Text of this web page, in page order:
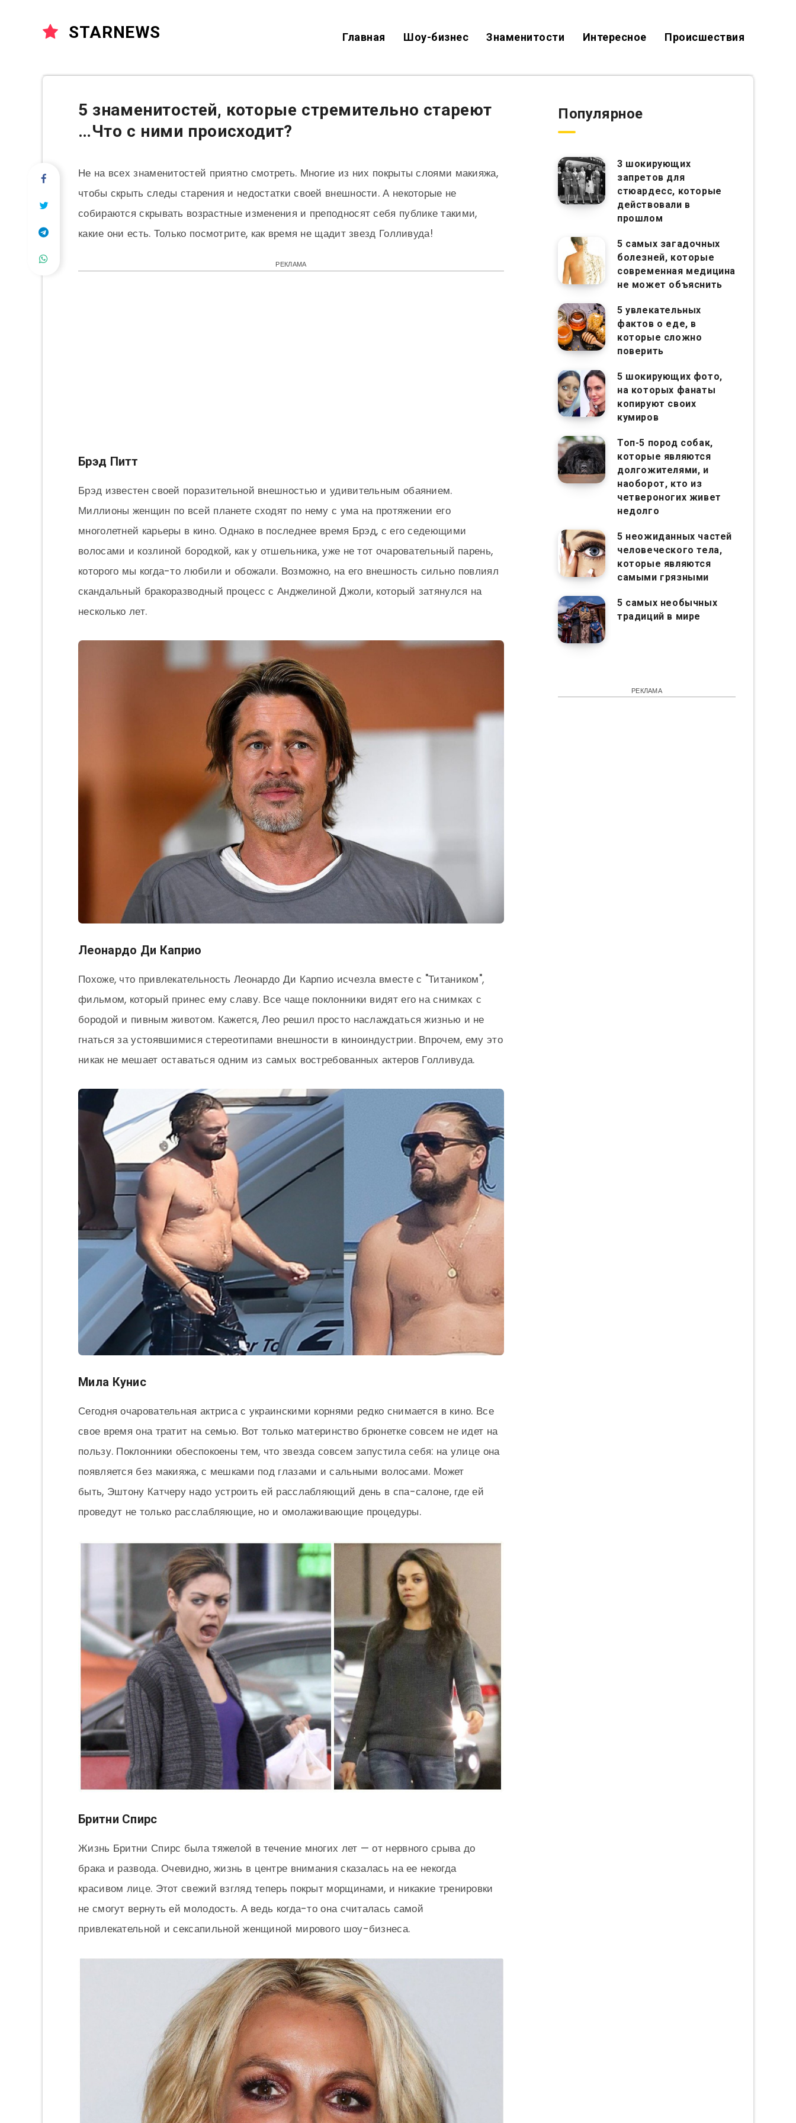
STARNEWS Главная Шоу-бизнес Знаменитости Интересное Происшествия
5 знаменитостей, которые стремительно стареют
…Что с ними происходит?
Не на всех знаменитостей приятно смотреть. Многие из них покрыты слоями макияжа,
чтобы скрыть следы старения и недостатки своей внешности. А некоторые не
собираются скрывать возрастные изменения и преподносят себя публике такими,
какие они есть. Только посмотрите, как время не щадит звезд Голливуда!
РЕКЛАМА
Брэд Питт
Брэд известен своей поразительной внешностью и удивительным обаянием.
Миллионы женщин по всей планете сходят по нему с ума на протяжении его
многолетней карьеры в кино. Однако в последнее время Брэд, с его седеющими
волосами и козлиной бородкой, как у отшельника, уже не тот очаровательный парень,
которого мы когда-то любили и обожали. Возможно, на его внешность сильно повлиял
скандальный бракоразводный процесс с Анджелиной Джоли, который затянулся на
несколько лет.
Леонардо Ди Каприо
Похоже, что привлекательность Леонардо Ди Карпио исчезла вместе с "Титаником",
фильмом, который принес ему славу. Все чаще поклонники видят его на снимках с
бородой и пивным животом. Кажется, Лео решил просто наслаждаться жизнью и не
гнаться за устоявшимися стереотипами внешности в киноиндустрии. Впрочем, ему это
никак не мешает оставаться одним из самых востребованных актеров Голливуда.
Мила Кунис
Сегодня очаровательная актриса с украинскими корнями редко снимается в кино. Все
свое время она тратит на семью. Вот только материнство брюнетке совсем не идет на
пользу. Поклонники обеспокоены тем, что звезда совсем запустила себя: на улице она
появляется без макияжа, с мешками под глазами и сальными волосами. Может
быть, Эштону Катчеру надо устроить ей расслабляющий день в спа-салоне, где ей
проведут не только расслабляющие, но и омолаживающие процедуры.
Бритни Спирс
Жизнь Бритни Спирс была тяжелой в течение многих лет — от нервного срыва до
брака и развода. Очевидно, жизнь в центре внимания сказалась на ее некогда
красивом лице. Этот свежий взгляд теперь покрыт морщинами, и никакие тренировки
не смогут вернуть ей молодость. А ведь когда-то она считалась самой
привлекательной и сексапильной женщиной мирового шоу-бизнеса.
Популярное
3 шокирующих
запретов для
стюардесс, которые
действовали в
прошлом
5 самых загадочных
болезней, которые
современная медицина
не может объяснить
5 увлекательных
фактов о еде, в
которые сложно
поверить
5 шокирующих фото,
на которых фанаты
копируют своих
кумиров
Топ-5 пород собак,
которые являются
долгожителями, и
наоборот, кто из
четвероногих живет
недолго
5 неожиданных частей
человеческого тела,
которые являются
самыми грязными
5 самых необычных
традиций в мире
РЕКЛАМА